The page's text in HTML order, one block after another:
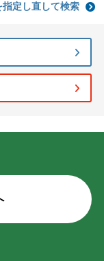
指定し直して検索